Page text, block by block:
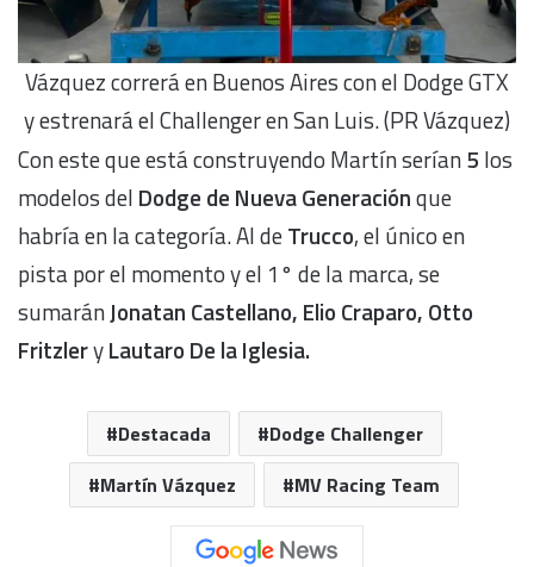
Vázquez correrá en Buenos Aires con el Dodge GTX
y estrenará el Challenger en San Luis. (PR Vázquez)
Con este que está construyendo Martín serían5 los
modelos del Dodge de Nueva Generaciónque
habría en la categoría. Al deTrucco, el único en
pista por el momento y el 1° de la marca, se
sumaránJonatan Castellano, Elio Craparo, Otto
FritzleryLautaro De la Iglesia.
Destacada
Dodge Challenger
Martín Vázquez
MV Racing Team